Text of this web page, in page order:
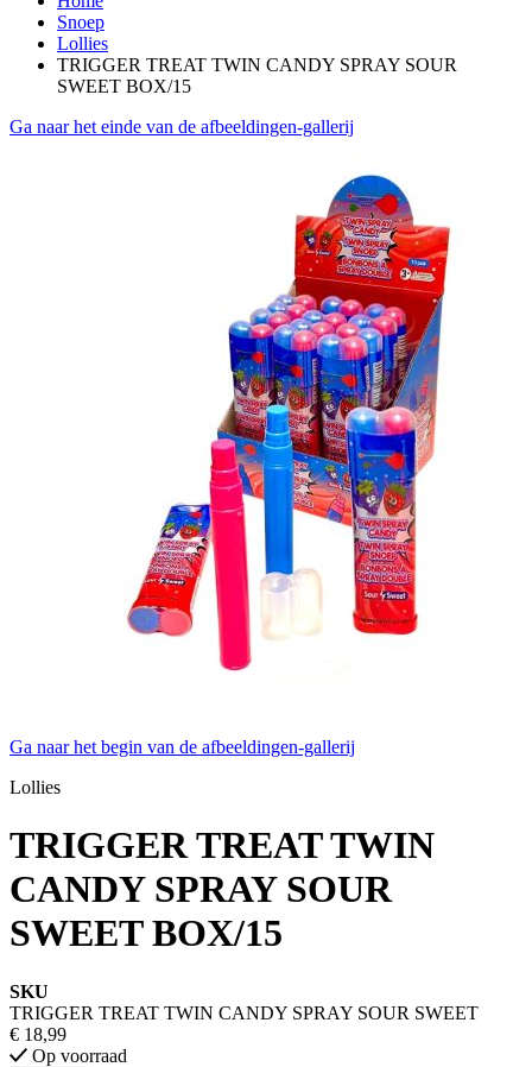
Snoep
Lollies
TRIGGER TREAT TWIN CANDY SPRAY SOUR
SWEET BOX/15
Ga naar het einde van de afbeeldingen-gallerij
Ga naar het begin van de afbeeldingen-gallerij
Lollies
TRIGGER TREAT TWIN
CANDY SPRAY SOUR
SWEET BOX/15
SKU
TRIGGER TREAT TWIN CANDY SPRAY SOUR SWEET
€ 18,99
Op voorraad